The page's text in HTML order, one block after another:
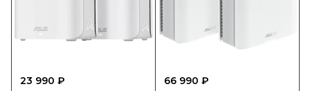
23 990 ₽ 66 990 ₽